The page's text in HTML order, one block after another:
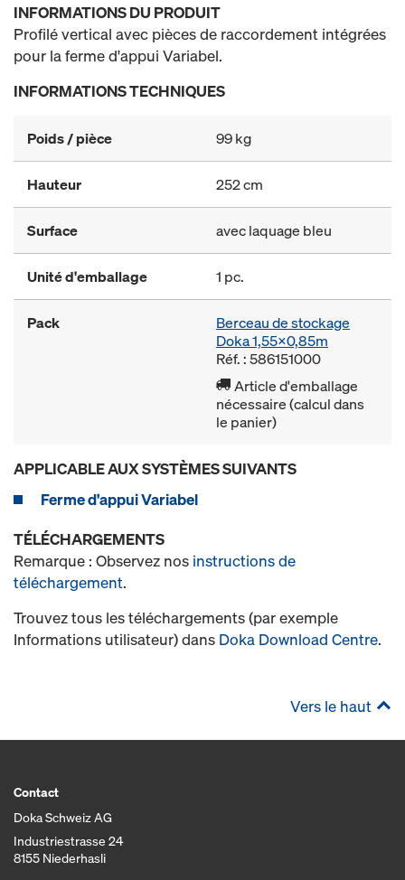
INFORMATIONS DU PRODUIT
Profilé vertical avec pièces de raccordement intégrées
pour la ferme d'appui Variabel.
INFORMATIONS TECHNIQUES
Poids / pièce 99 kg
Hauteur 252 cm
Surface avec laquage bleu
Unité d'emballage 1 pc.
Pack
Berceau de stockage
Doka 1,55x0,85m
Réf. : 586151000
Article d'emballage
nécessaire (calcul dans
le panier)
APPLICABLE AUX SYSTÈMES SUIVANTS
Ferme d'appui Variabel
TÉLÉCHARGEMENTS
Remarque : Observez nos instructions de
téléchargement.
Trouvez tous les téléchargements (par exemple
Informations utilisateur) dans Doka Download Centre.
Vers le haut
Contact
Doka Schweiz AG
Industriestrasse 24
8155 Niederhasli